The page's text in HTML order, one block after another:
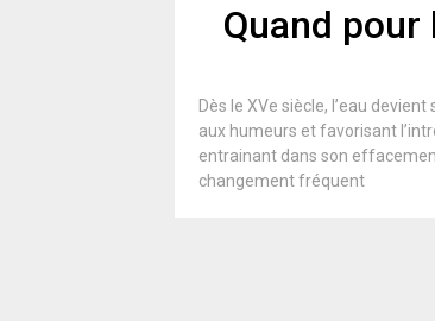
Quand pour
Dès le XVe siècle, l’eau
aux humeurs et favorisant
entrainant dans son
changement fréquent